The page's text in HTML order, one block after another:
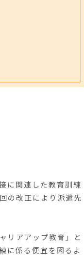
に関連した教育訓練
の改正により派遣先
リアアップ教育」と
に係る便宜を図るよ